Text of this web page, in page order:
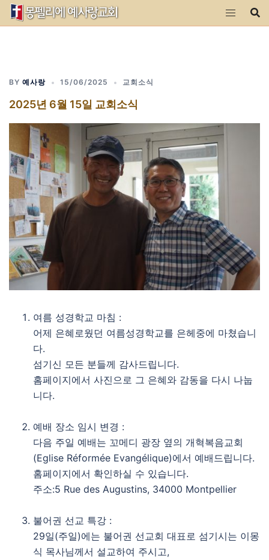
Skip
BY 예사랑 15/06/2025 교회소식
2025년 6월 15일 교회소식
여름 성경학교 마침 :
어제 은혜로웠던 여름성경학교를 은헤중에 마쳤습니
다.
섬기신 모든 분들께 감사드립니다.
홈페이지에서 사진으로 그 은혜와 감동을 다시 나눕
니다.
예배 장소 임시 변경 :
다음 주일 예배는 꼬메디 광장 옆의 개혁복음교회
(Eglise Réformée Evangélique)에서 예배드립니다.
홈페이지에서 확인하실 수 있습니다.
주소:5 Rue des Augustins, 34000 Montpellier
불어권 선교 특강 :
29일(주일)에는 불어권 선교회 대표로 섬기시는 이몽
식 목사님께서 설교하여 주시고,